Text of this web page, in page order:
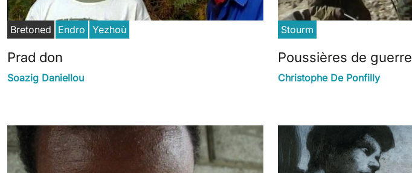
Bretoned Endro Yezhoù
Prad don
Soazig Daniellou
Stourm
Poussières de guerre
Christophe De Ponfilly